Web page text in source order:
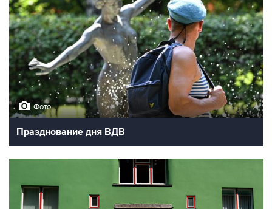
Фото
Празднование дня ВДВ